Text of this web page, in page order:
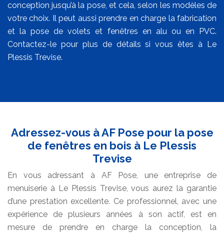
conception jusqu’à la pose, et cela, selon les modèles de
votre choix. Il peut aussi prendre en charge la fabrication
et la pose de volets et fenêtres en alu ou en PVC.
Contactez-le pour plus de détails si vous êtes à Le
Plessis Trevise.
Adressez-vous à AF Pose pour la pose
de fenêtres en bois à Le Plessis
Trevise
En vous adressant à AF Pose, une entreprise de
menuiserie à Le Plessis Trevise, vous aurez la garantie
d’une prestation excellente. Ce professionnel, avec une
expérience de plusieurs années à son actif, est en
mesure de prendre en charge la conception, la